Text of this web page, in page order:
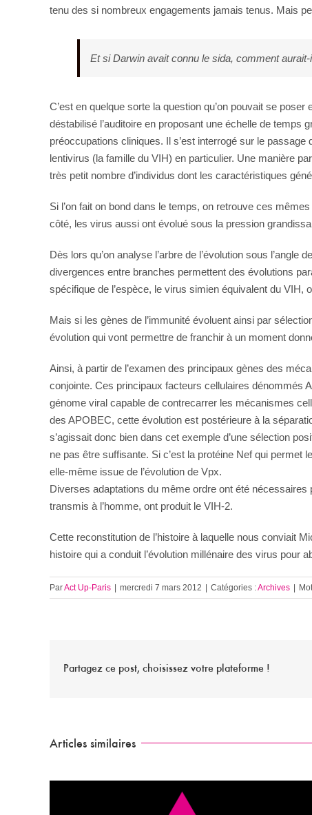
tenu des si nombreux engagements jamais tenus. Mais
Et si Darwin avait connu le sida, comment
C’est en quelque sorte la question qu’on pouvait se
déstabilisé l’auditoire en proposant une échelle de temps
préoccupations cliniques. Il s’est interrogé sur le
lentivirus (la famille du VIH) en particulier. Une manière
très petit nombre d’individus dont les caractéristiques
Si l’on fait on bond dans le temps, on retrouve ces
côté, les virus aussi ont évolué sous la pression
Dès lors qu’on analyse l’arbre de l’évolution sous
divergences entre branches permettent des évolutions
spécifique de l’espèce, le virus simien équivalent du
Mais si les gènes de l’immunité évoluent ainsi par
évolution qui vont permettre de franchir à un moment
Ainsi, à partir de l’examen des principaux gènes des
conjointe. Ces principaux facteurs cellulaires dénommés
génome viral capable de contrecarrer les mécanismes
des APOBEC, cette évolution est postérieure à la
s’agissait donc bien dans cet exemple d’une sélection
ne pas être suffisante. Si c’est la protéine Nef qui permet
elle-même issue de l’évolution de Vpx.
Diverses adaptations du même ordre ont été
transmis à l’homme, ont produit le VIH-2.
Cette reconstitution de l’histoire à laquelle nous conviait
histoire qui a conduit l’évolution millénaire des virus
ParAct Up-Paris | mercredi 7 mars 2012 | Catégories :Archives |
Partagez ce post, choisissez votre plateforme !
Articles similaires